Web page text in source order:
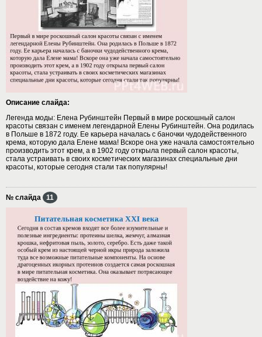
Описание слайда:
Легенда моды: Елена Рубинштейн Первый в мире роскошный салон
красоты связан с именем легендарной Елены Рубинштейн. Она родилась
в Польше в 1872 году. Ее карьера началась с баночки чудодейственного
крема, которую дала Елене мама! Вскоре она уже начала самостоятельно
производить этот крем, а в 1902 году открыла первый салон красоты,
стала устраивать в своих косметических магазинах специальные дни
красоты, которые сегодня стали так популярны!
№ слайда 11